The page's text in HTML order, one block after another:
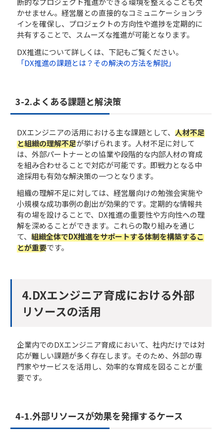
かせません。経営層との直接的なコミュニケーションラ
インを確保し、プロジェクトの方向性や進捗を定期的に
共有することで、スムーズな推進が可能となります。
DX推進について詳しくは、下記もご覧ください。
「DX推進の課題とは？その解決の方法を解説」
3-2.よくある課題と解決策
DXエンジニアの活用における主な課題として、 人材不足
と組織の理解不足が挙げられます。人材不足に対して
は、外部パートナーとの協業や段階的な内部人材の育成
を組み合わせることで対応が可能です。即戦力となる中
途採用も有効な解決策の一つとなります。
組織の理解不足に対しては、経営層向けの勉強会実施や
小規模な成功事例の創出が効果的です。定期的な情報共
有の場を設けることで、DX推進の重要性や方向性への理
解を深めることができます。これらの取り組みを通じ
て、 組織全体でDX推進をサポートする体制を構築するこ
とが重要です。
4.DXエンジニア育成における外部
リソースの活用
企業内でのDXエンジニア育成において、社内だけでは対
応が難しい課題が多く存在します。そのため、外部の専
門家やサービスを活用し、効率的な育成を図ることが重
要です。
4-1.外部リソースが効果を発揮するケース